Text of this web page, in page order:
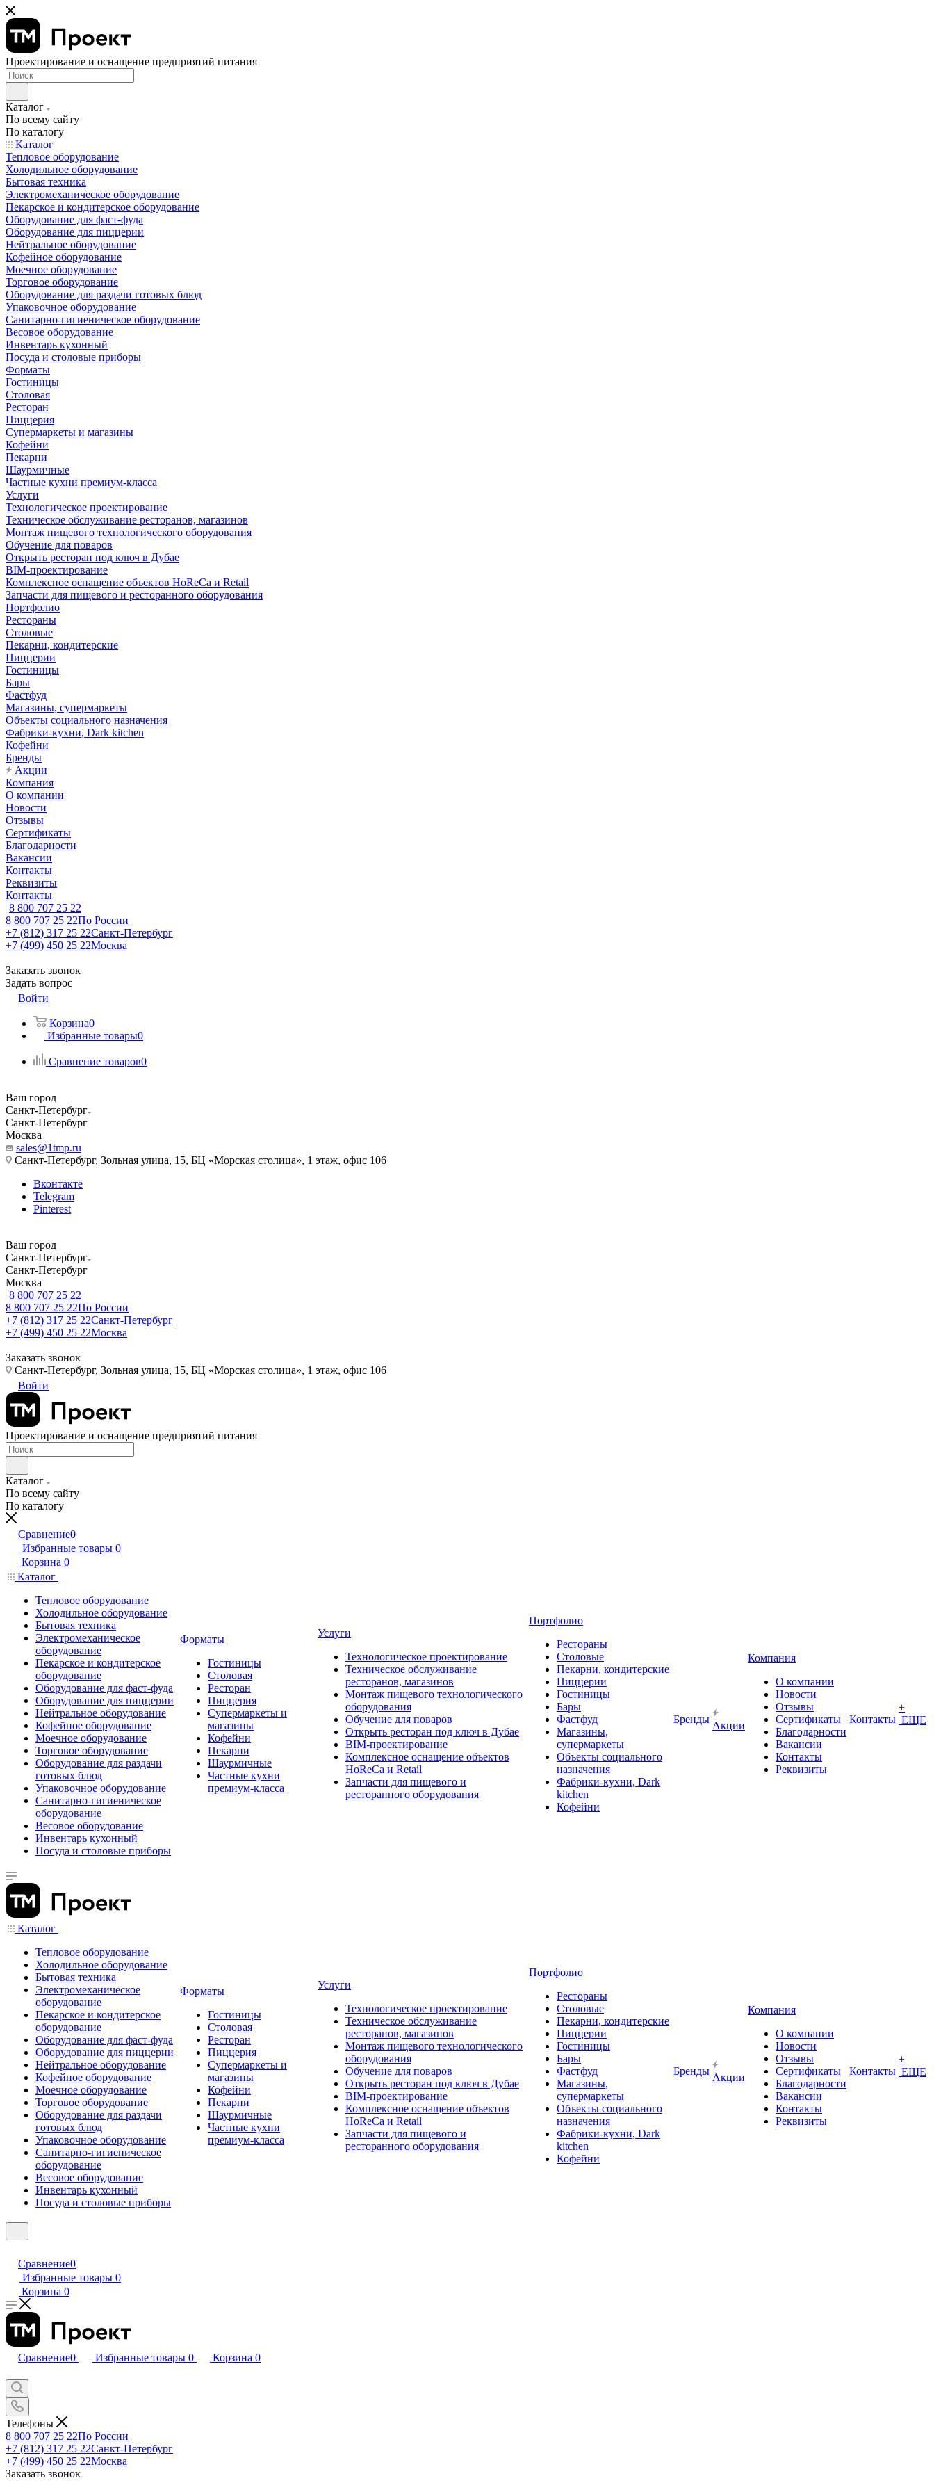
Проектирование и оснащение предприятий питания
Каталог
По всему сайту
По каталогу
Каталог
Тепловое оборудование
Холодильное оборудование
Бытовая техника
Электромеханическое оборудование
Пекарское и кондитерское оборудование
Оборудование для фаст-фуда
Оборудование для пиццерии
Нейтральное оборудование
Кофейное оборудование
Моечное оборудование
Торговое оборудование
Оборудование для раздачи готовых блюд
Упаковочное оборудование
Санитарно-гигиеническое оборудование
Весовое оборудование
Инвентарь кухонный
Посуда и столовые приборы
Форматы
Гостиницы
Столовая
Ресторан
Пиццерия
Супермаркеты и магазины
Кофейни
Пекарни
Шаурмичные
Частные кухни премиум-класса
Услуги
Технологическое проектирование
Техническое обслуживание ресторанов, магазинов
Монтаж пищевого технологического оборудования
Обучение для поваров
Открыть ресторан под ключ в Дубае
BIM-проектирование
Комплексное оснащение объектов HoReCa и Retail
Запчасти для пищевого и ресторанного оборудования
Портфолио
Рестораны
Столовые
Пекарни, кондитерские
Пиццерии
Гостиницы
Бары
Фастфуд
Магазины, супермаркеты
Объекты социального назначения
Фабрики-кухни, Dark kitchen
Кофейни
Бренды
Акции
Компания
О компании
Новости
Отзывы
Сертификаты
Благодарности
Вакансии
Контакты
Реквизиты
Контакты
8 800 707 25 22
8 800 707 25 22По России
+7 (812) 317 25 22Санкт-Петербург
+7 (499) 450 25 22Москва
Заказать звонок
Задать вопрос
Войти
Корзина0
Избранные товары0
Сравнение товаров0
Ваш город
Санкт-Петербург
Санкт-Петербург
Москва
sales@1tmp.ru
Санкт-Петербург, Зольная улица, 15, БЦ «Морская столица», 1 этаж, офис 106
Вконтакте
Telegram
Pinterest
Ваш город
Санкт-Петербург
Санкт-Петербург
Москва
8 800 707 25 22
8 800 707 25 22По России
+7 (812) 317 25 22Санкт-Петербург
+7 (499) 450 25 22Москва
Заказать звонок
Санкт-Петербург, Зольная улица, 15, БЦ «Морская столица», 1 этаж, офис 106
Войти
Проектирование и оснащение предприятий питания
Каталог
По всему сайту
По каталогу
Сравнение0
Избранные товары 0
Корзина 0
Каталог
Тепловое оборудование
Холодильное оборудование
Бытовая техника
Электромеханическое
оборудование
Пекарское и кондитерское
оборудование
Оборудование для фаст-фуда
Оборудование для пиццерии
Нейтральное оборудование
Кофейное оборудование
Моечное оборудование
Торговое оборудование
Оборудование для раздачи
готовых блюд
Упаковочное оборудование
Санитарно-гигиеническое
оборудование
Весовое оборудование
Инвентарь кухонный
Посуда и столовые приборы
Форматы
Гостиницы
Столовая
Ресторан
Пиццерия
Супермаркеты и
магазины
Кофейни
Пекарни
Шаурмичные
Частные кухни
премиум-класса
Услуги
Технологическое проектирование
Техническое обслуживание
ресторанов, магазинов
Монтаж пищевого технологического
оборудования
Обучение для поваров
Открыть ресторан под ключ в Дубае
BIM-проектирование
Комплексное оснащение объектов
HoReCa и Retail
Запчасти для пищевого и
ресторанного оборудования
Портфолио
Рестораны
Столовые
Пекарни, кондитерские
Пиццерии
Гостиницы
Бары
Фастфуд
Магазины,
супермаркеты
Объекты социального
назначения
Фабрики-кухни, Dark
kitchen
Кофейни
Бренды
Акции
Компания
О компании
Новости
Отзывы
Сертификаты
Благодарности
Вакансии
Контакты
Реквизиты
Контакты
+
ЕЩЕ
Каталог
Тепловое оборудование
Холодильное оборудование
Бытовая техника
Электромеханическое
оборудование
Пекарское и кондитерское
оборудование
Оборудование для фаст-фуда
Оборудование для пиццерии
Нейтральное оборудование
Кофейное оборудование
Моечное оборудование
Торговое оборудование
Оборудование для раздачи
готовых блюд
Упаковочное оборудование
Санитарно-гигиеническое
оборудование
Весовое оборудование
Инвентарь кухонный
Посуда и столовые приборы
Форматы
Гостиницы
Столовая
Ресторан
Пиццерия
Супермаркеты и
магазины
Кофейни
Пекарни
Шаурмичные
Частные кухни
премиум-класса
Услуги
Технологическое проектирование
Техническое обслуживание
ресторанов, магазинов
Монтаж пищевого технологического
оборудования
Обучение для поваров
Открыть ресторан под ключ в Дубае
BIM-проектирование
Комплексное оснащение объектов
HoReCa и Retail
Запчасти для пищевого и
ресторанного оборудования
Портфолио
Рестораны
Столовые
Пекарни, кондитерские
Пиццерии
Гостиницы
Бары
Фастфуд
Магазины,
супермаркеты
Объекты социального
назначения
Фабрики-кухни, Dark
kitchen
Кофейни
Бренды
Акции
Компания
О компании
Новости
Отзывы
Сертификаты
Благодарности
Вакансии
Контакты
Реквизиты
Контакты
+
ЕЩЕ
Сравнение0
Избранные товары 0
Корзина 0
Сравнение0 Избранные товары 0 Корзина 0
Телефоны
8 800 707 25 22По России
+7 (812) 317 25 22Санкт-Петербург
+7 (499) 450 25 22Москва
Заказать звонок